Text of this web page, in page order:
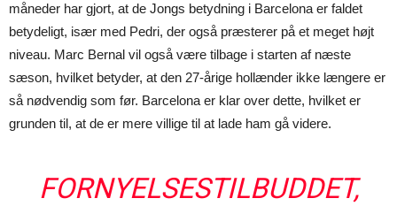
måneder har gjort, at de Jongs betydning i Barcelona er faldet
betydeligt, især med Pedri, der også præsterer på et meget højt
niveau. Marc Bernal vil også være tilbage i starten af næste
sæson, hvilket betyder, at den 27-årige hollænder ikke længere er
så nødvendig som før. Barcelona er klar over dette, hvilket er
grunden til, at de er mere villige til at lade ham gå videre.
FORNYELSESTILBUDDET,